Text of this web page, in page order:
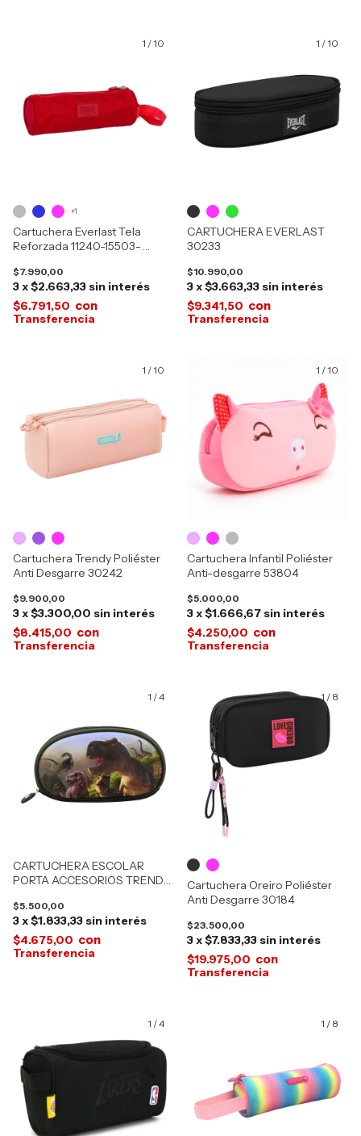
1 /10
Cartuchera Everlast Tela
Reforzada 11240-15503-
$7.990,00
3x$2.663,33 sin interés
$6.791,50 con
+1
1 /10
CARTUCHERA EVERLAST
30233
$10.990,00
3x$3.663,33 sin interés
$9.341,50 con
1 /10
Cartuchera Trendy Poliéster
Anti Desgarre 30242
$9.900,00
3x$3.300,00 sin interés
$8.415,00 con
1 /10
Cartuchera Infantil Poliéster
Anti-desgarre 53804
$5.000,00
3x$1.666,67 sin interés
$4.250,00 con
1 /4
CARTUCHERA ESCOLAR
PORTA ACCESORIOS TRENDY
$5.500,00
3x$1.833,33 sin interés
$4.675,00 con
1 / 8
Cartuchera Oreiro Poliéster
Anti Desgarre 30184
$23.500,00
3x$7.833,33 sin interés
$19.975,00 con
1 /4 1 / 8